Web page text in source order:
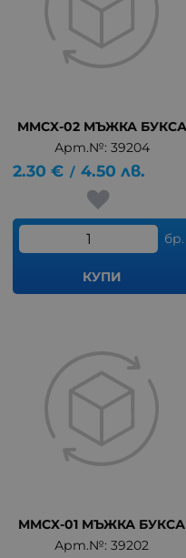
MMCX-02 МЪЖКА БУКСА
Арт.№: 39204
2.30 € / 4.50 лв.
бр.
КУПИ
MMCX-01 МЪЖКА БУКСА
Арт.№: 39202